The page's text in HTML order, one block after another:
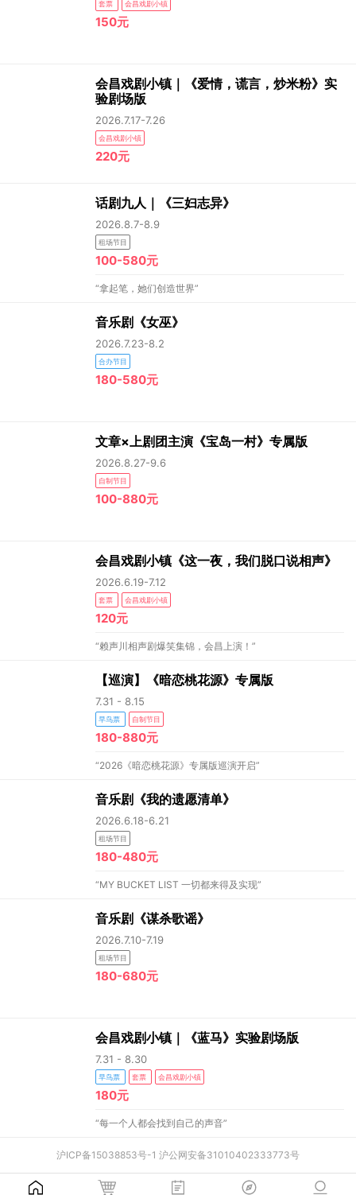
套票 会昌戏剧小镇
150元
会昌戏剧小镇｜《爱情，谎言，炒米粉》实
验剧场版
2026.7.17-7.26
会昌戏剧小镇
220元
话剧九人｜《三妇志异》
2026.8.7-8.9
租场节目
100-580元
“拿起笔，她们创造世界”
音乐剧《女巫》
2026.7.23-8.2
合办节目
180-580元
文章×上剧团主演《宝岛一村》专属版
2026.8.27-9.6
自制节目
100-880元
会昌戏剧小镇《这一夜，我们脱口说相声》
2026.6.19-7.12
套票 会昌戏剧小镇
120元
“赖声川相声剧爆笑集锦，会昌上演！”
【巡演】《暗恋桃花源》专属版
7.31 - 8.15
早鸟票 自制节目
180-880元
“2026《暗恋桃花源》专属版巡演开启”
音乐剧《我的遗愿清单》
2026.6.18-6.21
租场节目
180-480元
“MY BUCKET LIST 一切都来得及实现”
音乐剧《谋杀歌谣》
2026.7.10-7.19
租场节目
180-680元
会昌戏剧小镇｜《蓝马》实验剧场版
7.31 - 8.30
早鸟票 套票 会昌戏剧小镇
180元
“每一个人都会找到自己的声音”
沪ICP备15038853号-1 沪公网安备31010402333773号